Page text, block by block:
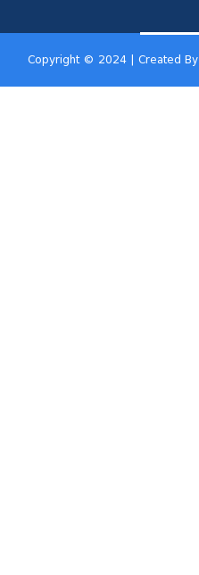
Copyright © 2024 | Created By